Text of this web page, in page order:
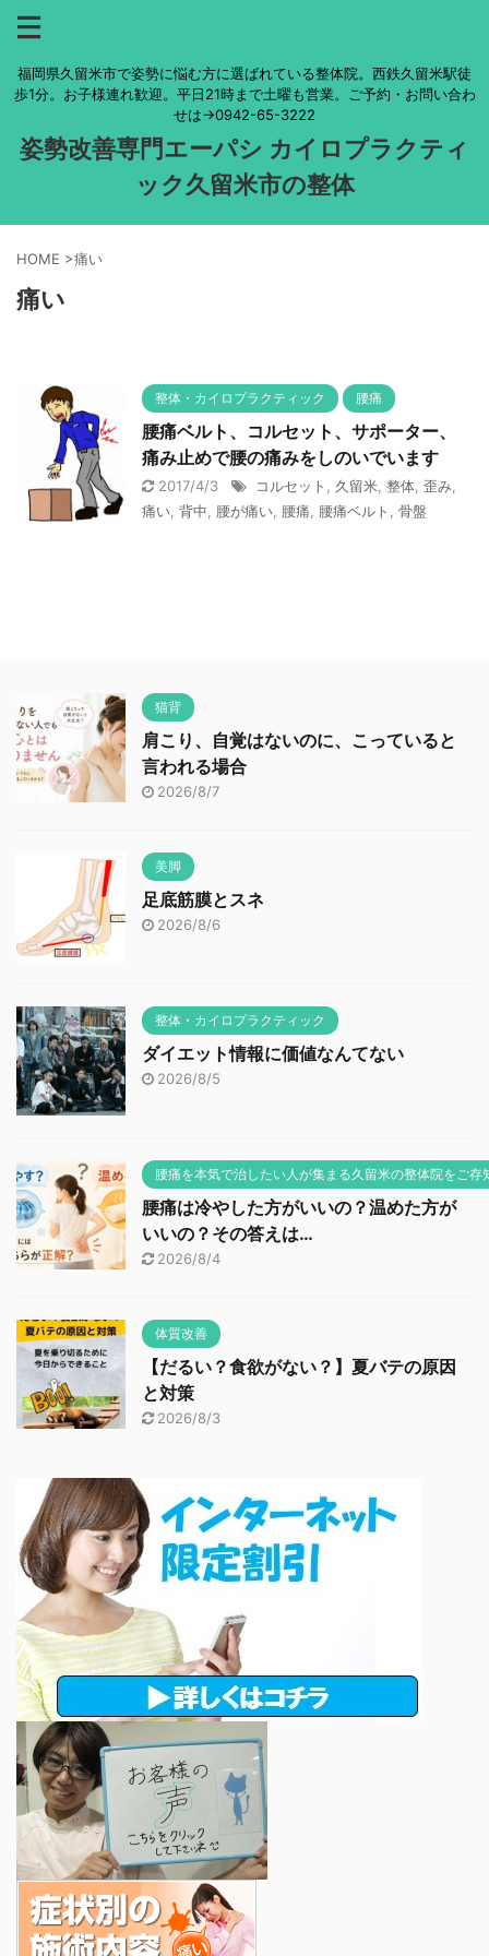
福岡県久留米市で姿勢に悩む方に選ばれている整体院。西鉄久留米駅徒
歩1分。お子様連れ歓迎。平日21時まで土曜も営業。ご予約・お問い合わ
せは→0942-65-3222
姿勢改善専門エーパシ カイロプラクティ
ック久留米市の整体
HOME >痛い
痛い
整体・カイロプラクティック 腰痛
腰痛ベルト、コルセット、サポーター、
痛み止めで腰の痛みをしのいでいます
2017/4/3 コルセット 久留米 整体 歪み
痛い 背中 腰が痛い 腰痛 腰痛ベルト 骨盤
猫背
肩こり、自覚はないのに、こっていると
言われる場合
2026/8/7
美脚
足底筋膜とスネ
2026/8/6
整体・カイロプラクティック
ダイエット情報に価値なんてない
2026/8/5
腰痛を本気で治したい人が集まる久留米の整体院をご存
腰痛は冷やした方がいいの？温めた方が
いいの？その答えは…
2026/8/4
体質改善
【だるい？食欲がない？】夏バテの原因
と対策
2026/8/3